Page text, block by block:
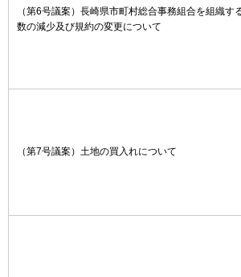
（第6号議案）長崎県市町村総合事務組合を組織す
数の減少及び規約の変更について
（第7号議案）土地の買入れについて